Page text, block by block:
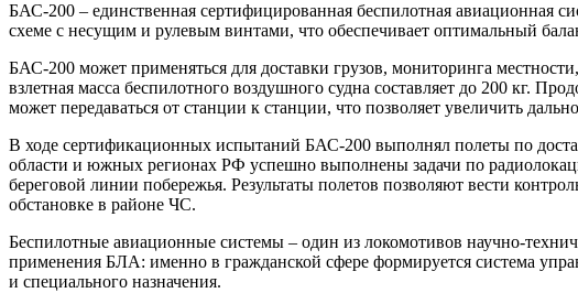
БАС-200 – единственная сертифицированная беспилотная авиационная
схеме с несущим и рулевым винтами, что обеспечивает оптимальный
БАС-200 может применяться для доставки грузов, мониторинга
взлетная масса беспилотного воздушного судна составляет до 200 кг.
может передаваться от станции к станции, что позволяет увеличить
В ходе сертификационных испытаний БАС-200 выполнял полеты по
области и южных регионах РФ успешно выполнены задачи по
береговой линии побережья. Результаты полетов позволяют вести
обстановке в районе ЧС.
Беспилотные авиационные системы – один из локомотивов научно-
применения БЛА: именно в гражданской сфере формируется система
и специального назначения.